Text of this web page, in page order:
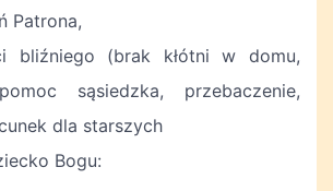
Patrona,
bliźniego (brak kłótni w domu,
sąsiedzka, przebaczenie,
dla starszych
Bogu: